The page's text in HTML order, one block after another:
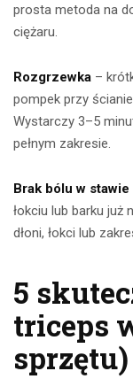
prosta metoda na
ciężaru.
Rozgrzewka –
pompek przy
Wystarczy 3–5
pełnym zakresie.
Brak bólu w stawie
łokciu lub barku już
dłoni, łokci lub
5
triceps
sprzętu)